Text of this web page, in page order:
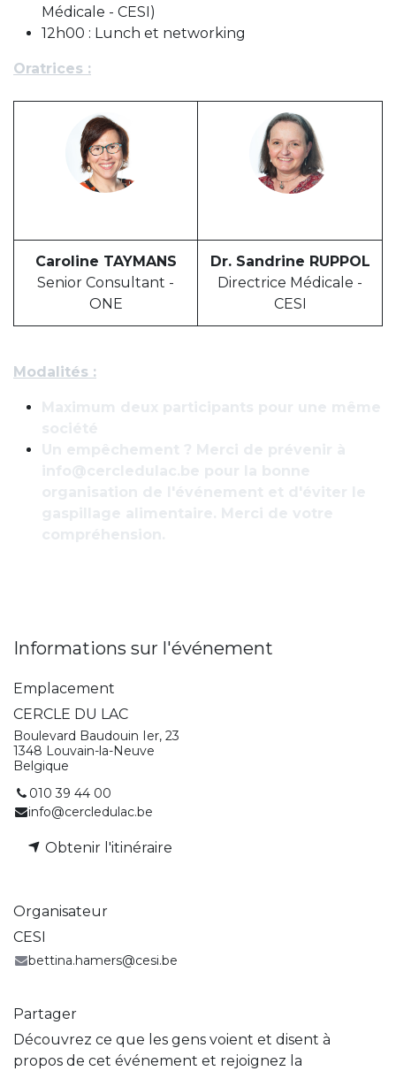
Médicale - CESI)
12h00 : Lunch et networking
Oratrices :
Caroline TAYMANS
Senior Consultant -
ONE
Dr. Sandrine RUPPOL
Directrice Médicale -
CESI
Modalités :
Informations sur l'événement
Emplacement
CERCLE DU LAC
Boulevard Baudouin Ier, 23
1348 Louvain-la-Neuve
Belgique
010 39 44 00
info@cercledulac.be
Obtenir l'itinéraire
Organisateur
CESI
bettina.hamers@cesi.be
Partager
Découvrez ce que les gens voient et disent à
propos de cet événement et rejoignez la